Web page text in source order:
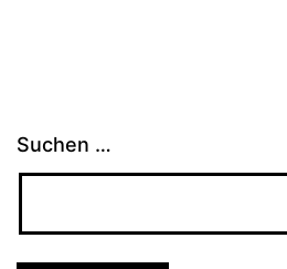
Suchen …